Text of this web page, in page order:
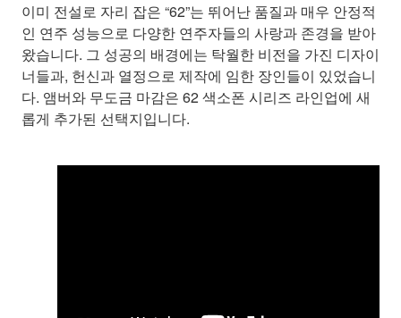
이미 전설로 자리 잡은 “62”는 뛰어난 품질과 매우 안정적
인 연주 성능으로 다양한 연주자들의 사랑과 존경을 받아
왔습니다. 그 성공의 배경에는 탁월한 비전을 가진 디자이
너들과, 헌신과 열정으로 제작에 임한 장인들이 있었습니
다. 앰버와 무도금 마감은 62 색소폰 시리즈 라인업에 새
롭게 추가된 선택지입니다.